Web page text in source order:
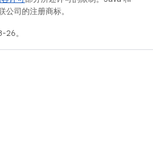
司的注册商标。
。